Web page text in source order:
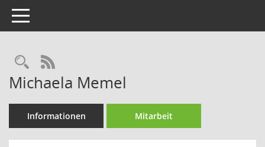
Toggle navigation
Rechercheauswahl
RSS-Feed
Michaela Memel
Informationen Mitarbeit